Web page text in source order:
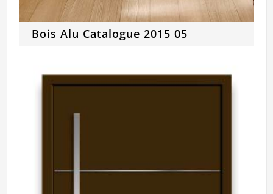
Bois Alu Catalogue 2015 05